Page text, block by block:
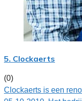
5. Clockaerts
(0)
Clockaerts is een